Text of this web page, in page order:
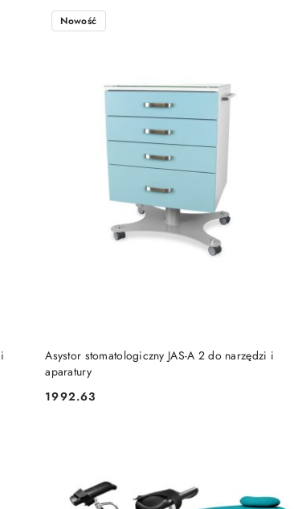
Asystor stomatologiczny JAS-A 2 do narzędzi i
aparatury
Cena:
1992.63
Nowość
DO KOSZYKA